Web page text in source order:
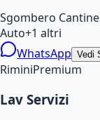
Sgombero Cantine
Auto+1 altri
WhatsApp Vedi
RiminiPremium
Lav Servizi